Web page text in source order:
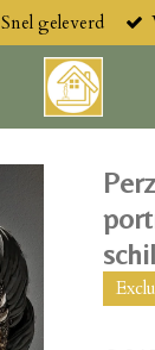
Snel geleverd